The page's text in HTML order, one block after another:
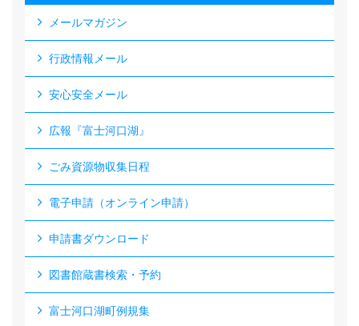
メールマガジン
行政情報メール
安心安全メール
広報『富士河口湖』
ごみ資源物収集日程
電子申請（オンライン申請）
申請書ダウンロード
図書館蔵書検索・予約
富士河口湖町例規集